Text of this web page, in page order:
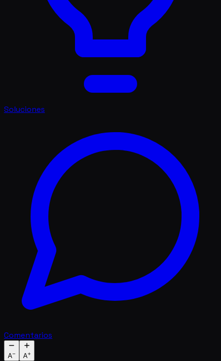
Soluciones
Comentarios
A− A+